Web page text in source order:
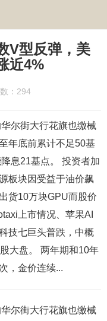
V型反弹，美
近4%
：294
尔街大行花旗也缴械
年底前累计不足50基
息21基点。 投资者加
板块因受益于油价飙
货10万块GPU而股价
上市情况、苹果AI
技七巨头普跌，中概
大盘。 两年期和10年
，金价连续...
尔街大行花旗也缴械